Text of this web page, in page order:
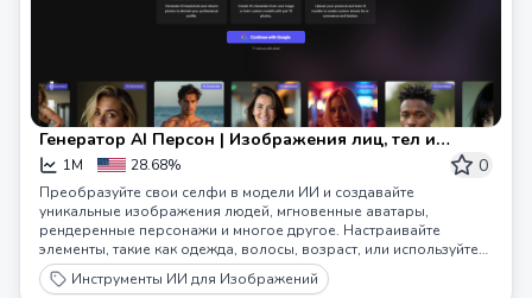
Генератор AI Персон | Изображения лиц, тел и
людей | Lucidpic
1M 28.68% 0
Преобразуйте свои селфи в модели ИИ и создавайте
уникальные изображения людей, мгновенные аватары,
рендеренные персонажи и многое другое. Настраивайте
элементы, такие как одежда, волосы, возраст, или используйте
пользовательские ключевые слова для тонкой настройки вашей
модели.Инструменты ИИ для Изображений